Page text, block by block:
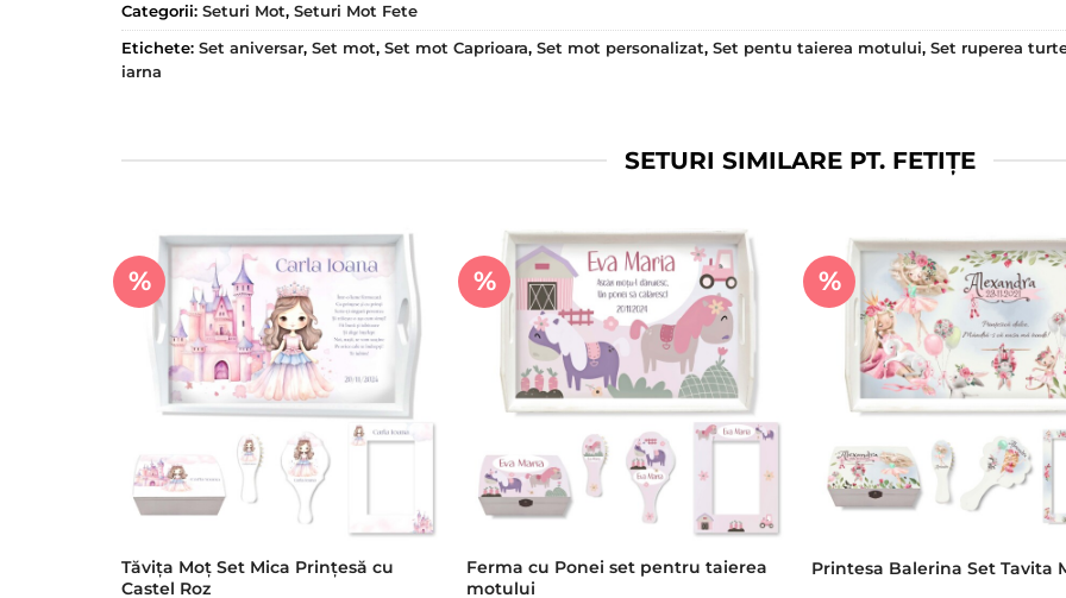
Categorii: Seturi Mot, Seturi Mot Fete
Etichete: Set aniversar, Set mot, Set mot Caprioara, Set mot personalizat, Set pentu taierea motului, Set ruperea
iarna
SETURI SIMILARE PT. FETIȚE
%
Tăvița Moț Set Mica Prințesă cu
Castel Roz
%
Ferma cu Ponei set pentru taierea
motului
%
Printesa Balerina Set Tavita